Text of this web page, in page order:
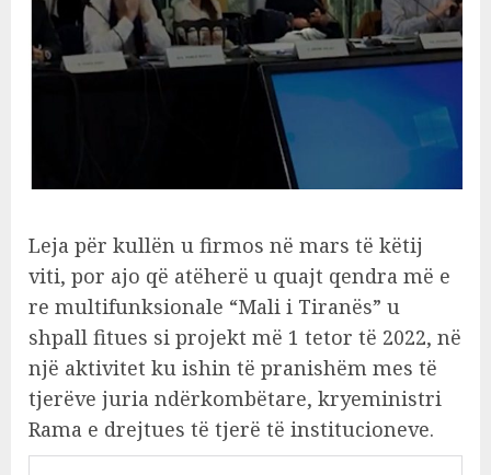
Leja për kullën u firmos në mars të këtij
viti, por ajo që atëherë u quajt qendra më e
re multifunksionale “Mali i Tiranës” u
shpall fitues si projekt më 1 tetor të 2022, në
një aktivitet ku ishin të pranishëm mes të
tjerëve juria ndërkombëtare, kryeministri
Rama e drejtues të tjerë të institucioneve.